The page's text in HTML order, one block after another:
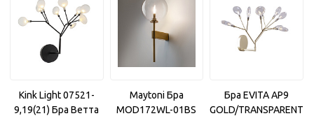
Kink Light 07521-
9,19(21) Бра Ветта
Maytoni Бра
MOD172WL-01BS
Бра EVITA AP9
GOLD/TRANSPARENT